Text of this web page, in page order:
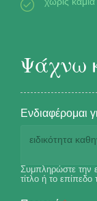
Ψάχνω
Ενδιαφέρομαι
Συμπληρώστε την
τίτλο ή το